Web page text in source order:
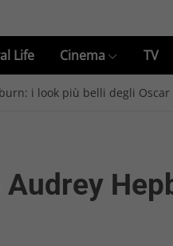
Life Cinema TV
i look più belli degli Oscar